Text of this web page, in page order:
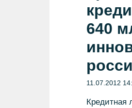
640
11.07.2012
Кредитная